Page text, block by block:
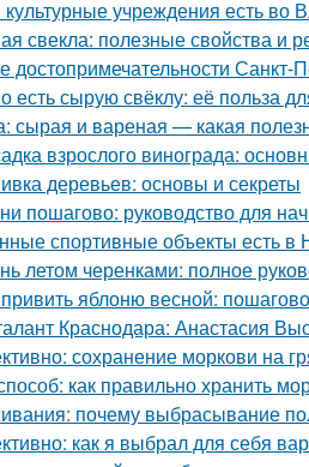
учреждения есть во
свекла: полезные свойства и
достопримечательности Санкт-
есть сырую свёклу: её польза
сырая и вареная — какая
взрослого винограда:
деревьев: основы и секреты
пошагово: руководство для
спортивные объекты есть
летом черенками: полное
яблоню весной:
Краснодара: Анастасия
сохранение моркови на
как правильно хранить
почему выбрасывание
как я выбрал для себя